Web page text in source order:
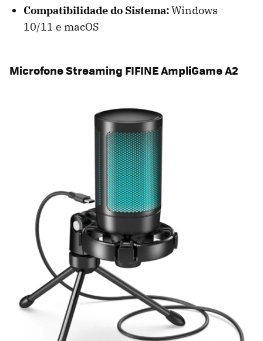
Compatibilidade do Sistema:Windows
10/11 e macOS
Microfone Streaming FIFINEAmpliGame A2